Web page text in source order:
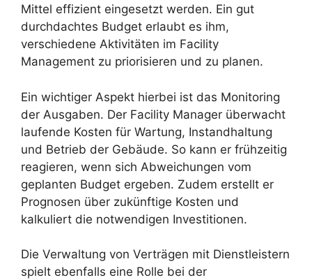
Mittel effizient eingesetzt werden. Ein gut
durchdachtes Budget erlaubt es ihm,
verschiedene Aktivitäten im Facility
Management zu priorisieren und zu planen.
Ein wichtiger Aspekt hierbei ist das Monitoring
der Ausgaben. Der Facility Manager überwacht
laufende Kosten für Wartung, Instandhaltung
und Betrieb der Gebäude. So kann er frühzeitig
reagieren, wenn sich Abweichungen vom
geplanten Budget ergeben. Zudem erstellt er
Prognosen über zukünftige Kosten und
kalkuliert die notwendigen Investitionen.
Die Verwaltung von Verträgen mit Dienstleistern
spielt ebenfalls eine Rolle bei der